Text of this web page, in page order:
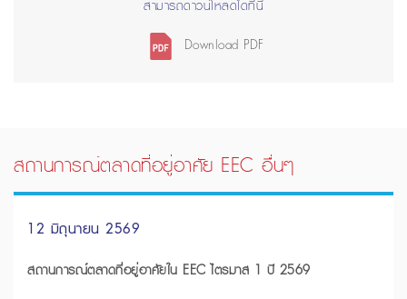
สามารถดาวน์โหลดได้ที่นี่
Download PDF
สถานการณ์ตลาดที่อยู่อาศัย EEC อื่นๆ
12 มิถุนายน 2569
สถานการณ์ตลาดที่อยู่อาศัยใน EEC ไตรมาส 1 ปี 2569